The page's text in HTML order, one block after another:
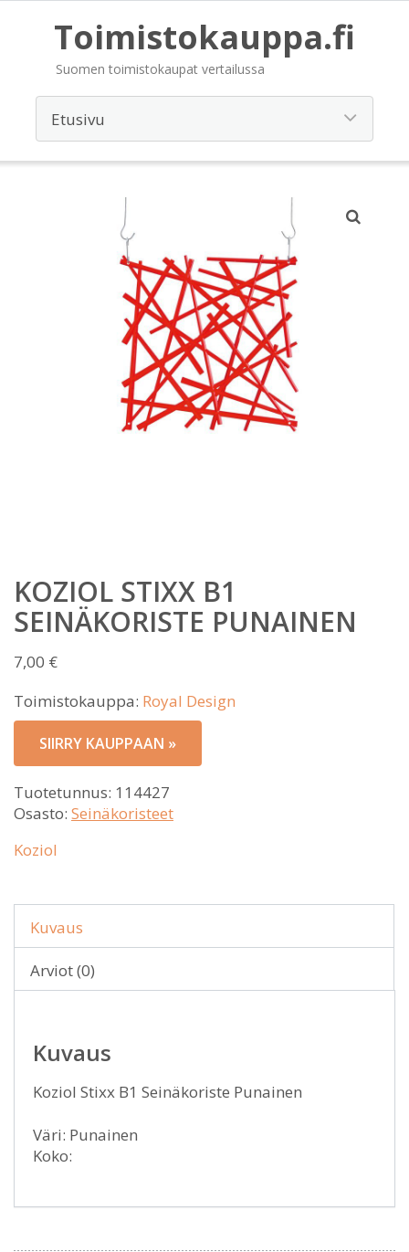
Toimistokauppa.fi
Suomen toimistokaupat vertailussa
KOZIOL STIXX B1
SEINÄKORISTE PUNAINEN
7,00 €
Toimistokauppa: Royal Design
SIIRRY KAUPPAAN »
Tuotetunnus: 114427
Osasto: Seinäkoristeet
Koziol
Kuvaus
Arviot (0)
Kuvaus
Koziol Stixx B1 Seinäkoriste Punainen
Väri: Punainen
Koko: